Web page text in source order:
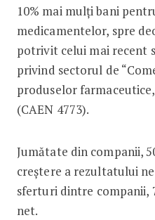
10% mai mulți bani
medicamentelor, spre
potrivit celui mai recent
privind sectorul de
produselor
(CAEN 4773).
Jumătate din companii,
creștere a rezultatului
sferturi dintre companii,
net.